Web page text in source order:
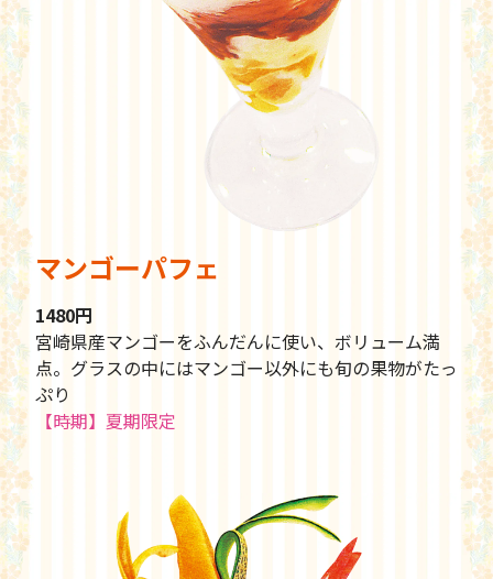
マンゴーパフェ
1480円
宮崎県産マンゴーをふんだんに使い、ボリューム満
点。グラスの中にはマンゴー以外にも旬の果物がたっ
ぷり
【時期】夏期限定